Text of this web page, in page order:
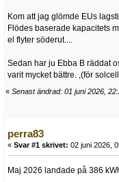
Kom att jag glömde EUs
Flödes baserade kapacitets
el flyter söderut....
Sedan har ju Ebba B räddat
varit mycket bättre. ,(för
« Senast ändrad: 01 juni 2026,
perra83
« Svar #1 skrivet: 02 juni 2026,
Maj 2026 landade på 386